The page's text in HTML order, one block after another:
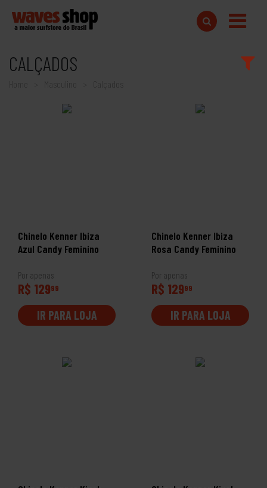
CALÇADOS
Home
Chinelo Kenner Ibiza
Azul Candy Feminino
Por apenas
R$ 12999
IR PARA LOJA
Chinelo Kenner Ibiza
Rosa Candy Feminino
Por apenas
R$ 12999
IR PARA LOJA